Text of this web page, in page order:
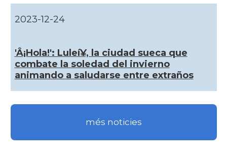
2023-12-24
'Â¡Hola!': Luleí¥, la ciudad sueca que
combate la soledad del invierno
animando a saludarse entre extraños
més noticies